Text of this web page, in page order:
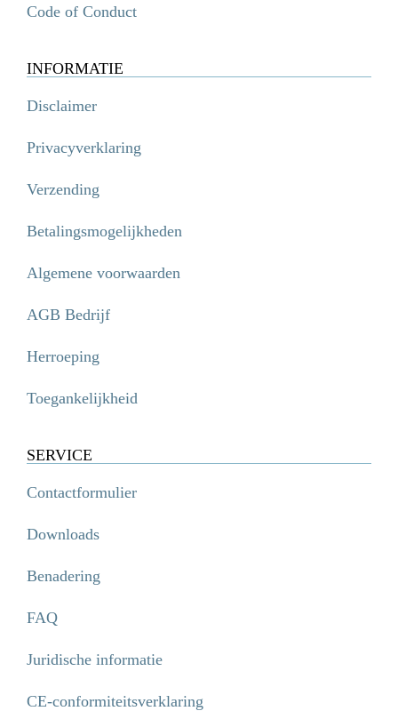
Code of Conduct
INFORMATIE
Disclaimer
Privacyverklaring
Verzending
Betalingsmogelijkheden
Algemene voorwaarden
AGB Bedrijf
Herroeping
Toegankelijkheid
SERVICE
Contactformulier
Downloads
Benadering
FAQ
Juridische informatie
CE-conformiteitsverklaring